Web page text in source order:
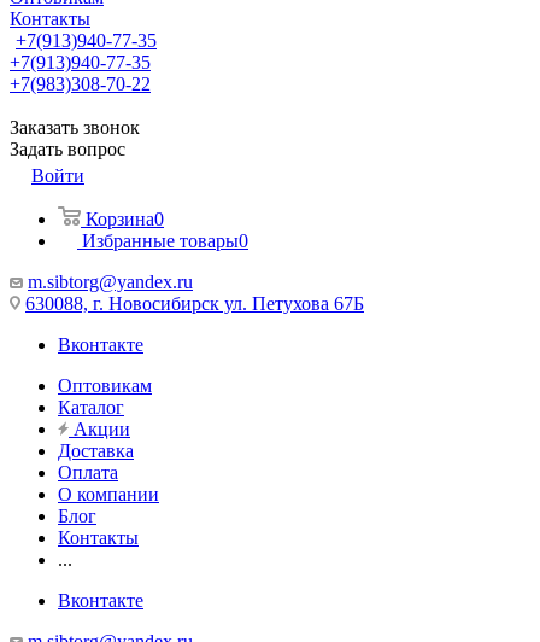
Контакты
+7(913)940-77-35
+7(913)940-77-35
+7(983)308-70-22
Заказать звонок
Задать вопрос
Войти
Корзина0
Избранные товары0
m.sibtorg@yandex.ru
630088, г. Новосибирск ул. Петухова 67Б
Вконтакте
Оптовикам
Каталог
Акции
Доставка
Оплата
О компании
Блог
Контакты
...
Вконтакте